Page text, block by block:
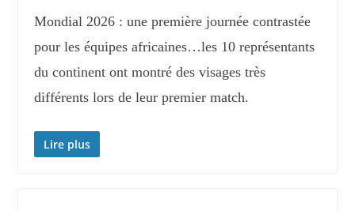
Mondial 2026 : une première journée contrastée
pour les équipes africaines…les 10 représentants
du continent ont montré des visages très
différents lors de leur premier match.
Lire plus